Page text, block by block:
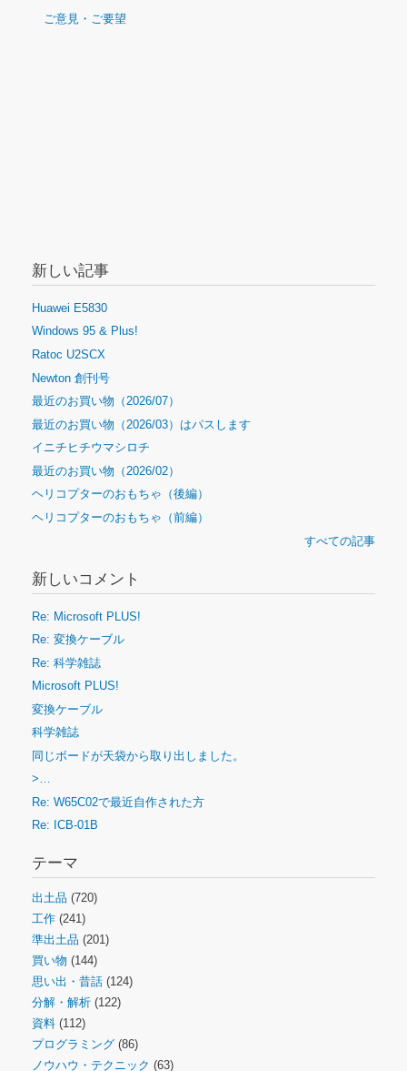
ゲご意見・ご要望
新しい記事
Huawei E5830
Windows 95 & Plus!
Ratoc U2SCX
Newton 創刊号
最近のお買い物（2026/07）
最近のお買い物（2026/03）はパスします
イニチヒチウマシロチ
最近のお買い物（2026/02）
ヘリコプターのおもちゃ（後編）
ヘリコプターのおもちゃ（前編）
すべての記事
新しいコメント
Re: Microsoft PLUS!
Re: 変換ケーブル
Re: 科学雑誌
Microsoft PLUS!
変換ケーブル
科学雑誌
同じボードが天袋から取り出しました。
>…
Re: W65C02で最近自作された方
Re: ICB-01B
テーマ
出土品 (720)
工作 (241)
準出土品 (201)
買い物 (144)
思い出・昔話 (124)
分解・解析 (122)
資料 (112)
プログラミング (86)
ノウハウ・テクニック (63)